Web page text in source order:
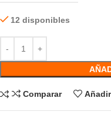
12 disponibles
Comparar